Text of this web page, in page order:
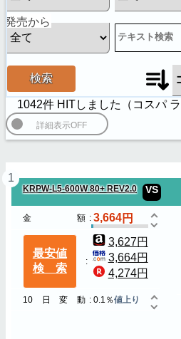
発売から
検索
1042件 HITしました（ コスパ
1
KRPW-L5-600W 80+ REV2.0 VS
金額 3,664
最安値
検索
3,627円
3,664円
4,274円
10日変動 0.1％値上り